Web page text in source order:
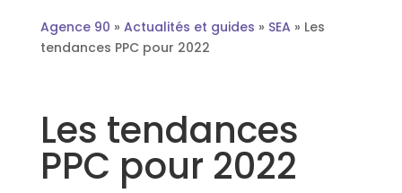
Agence 90 » Actualités et guides » SEA » Les
tendances PPC pour 2022
Les tendances
PPC pour 2022